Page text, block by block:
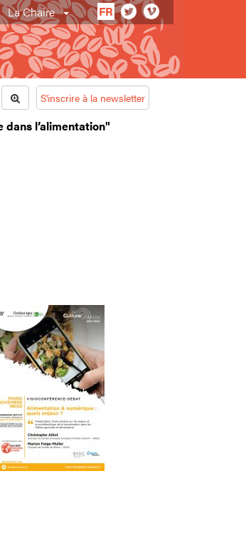
La Chaire FR
S'inscrire à la newsletter
dans l’alimentation"